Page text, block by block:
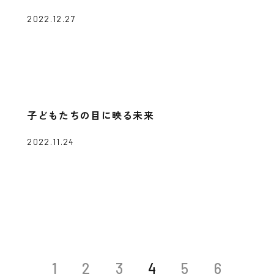
2022.12.27
子どもたちの目に映る未来
2022.11.24
1 2 3 4 5 6